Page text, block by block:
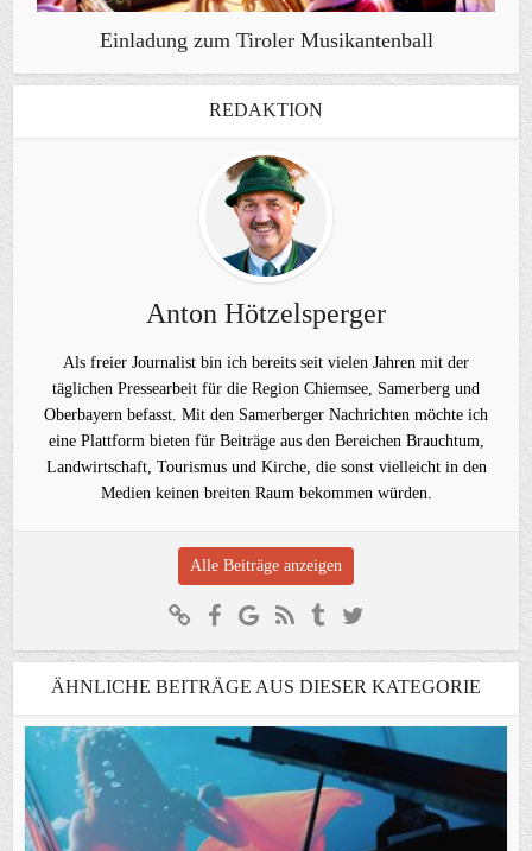
Einladung zum Tiroler Musikantenball
REDAKTION
Anton Hötzelsperger
Als freier Journalist bin ich bereits seit vielen Jahren mit der
täglichen Pressearbeit für die Region Chiemsee, Samerberg und
Oberbayern befasst. Mit den Samerberger Nachrichten möchte ich
eine Plattform bieten für Beiträge aus den Bereichen Brauchtum,
Landwirtschaft, Tourismus und Kirche, die sonst vielleicht in den
Medien keinen breiten Raum bekommen würden.
Alle Beiträge anzeigen
ÄHNLICHE BEITRÄGE AUS DIESER KATEGORIE